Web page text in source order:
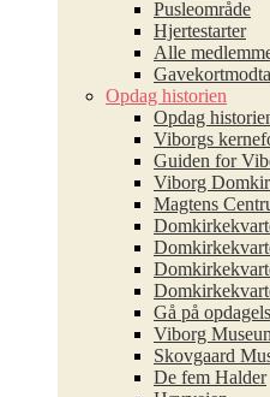
Pusleområde
Hjertestarter
Alle
Opdag historien
Opdag
Viborgs
Guiden for
Viborg
Magtens
Gå på
Viborg
Skovgaard
De fem Halder